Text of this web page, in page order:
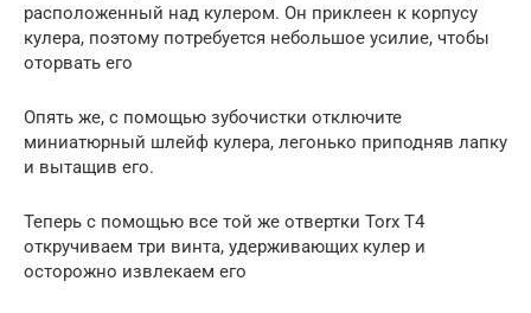
расположенный над кулером. Он приклеен к корпусу
кулера, поэтому потребуется небольшое усилие, чтобы
оторвать его
Опять же, с помощью зубочистки отключите
миниатюрный шлейф кулера, легонько приподняв лапку
и вытащив его.
Теперь с помощью все той же отвертки Torx T4
откручиваем три винта, удерживающих кулер и
осторожно извлекаем его